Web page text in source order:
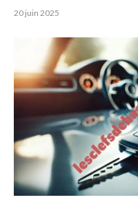
20 juin 2025